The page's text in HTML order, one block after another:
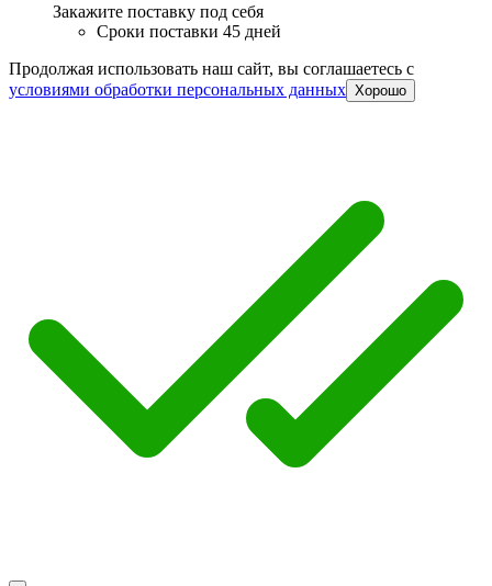
Закажите поставку под себя
Сроки поставки 45 дней
Продолжая использовать наш сайт, вы соглашаетесь c
условиями обработки персональных данных Хорошо